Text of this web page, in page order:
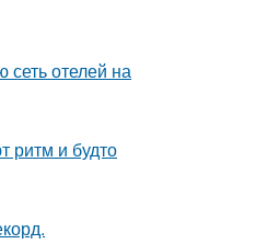
сеть отелей на
ритм и будто